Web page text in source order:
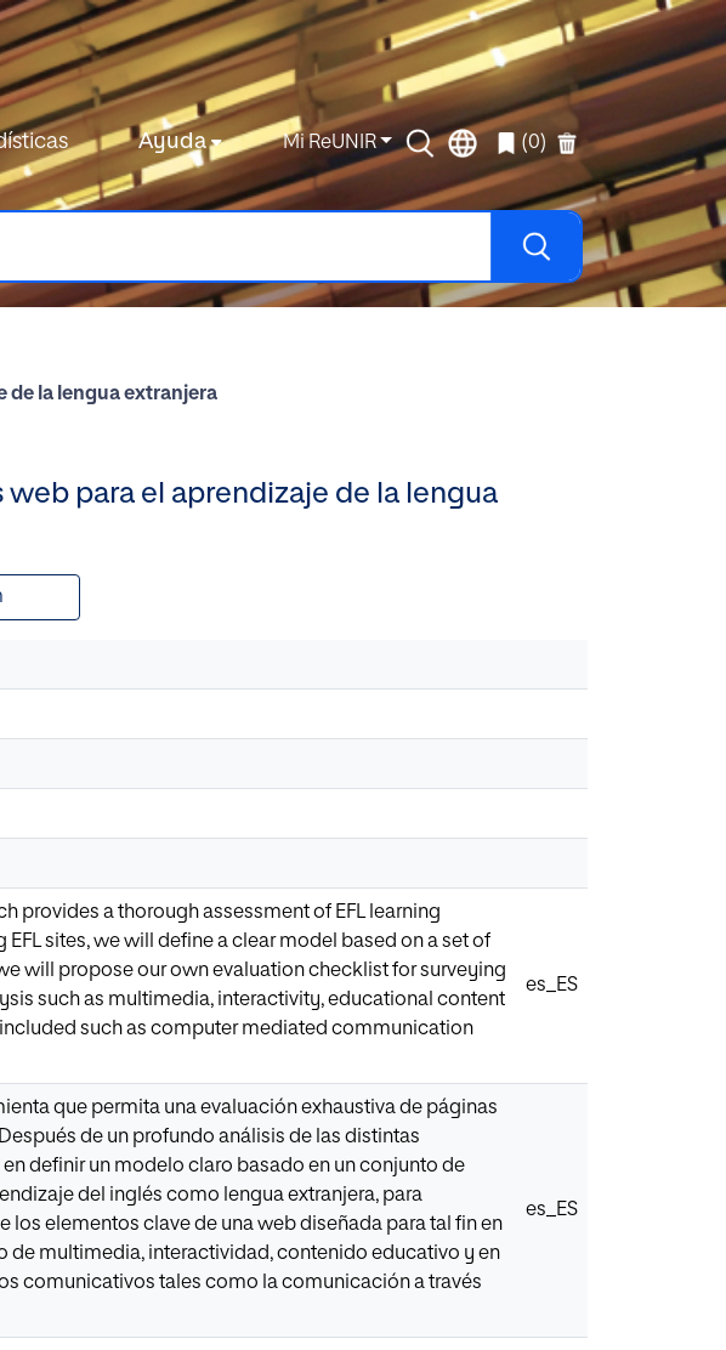
Ayuda Mi ReUNIR (0)
de la lengua extranjera
para el aprendizaje de la lengua
provides a thorough assessment of EFL learning
sites, we will define a clear model based on a set of
will propose our own evaluation checklist for surveying
such as multimedia, interactivity, educational content
such as computer mediated communication
es_ES
que permita una evaluación exhaustiva de páginas
de un profundo análisis de las distintas
definir un modelo claro basado en un conjunto de
del inglés como lengua extranjera, para
elementos clave de una web diseñada para tal fin en
de multimedia, interactividad, contenido educativo y en
comunicativos tales como la comunicación a través
es_ES